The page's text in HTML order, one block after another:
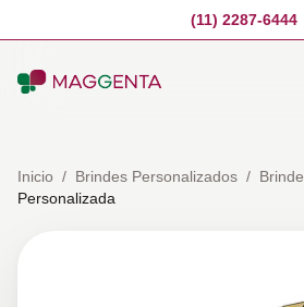
(11) 2287-6444
Inicio / Brindes Personalizados / Brinde
Personalizada